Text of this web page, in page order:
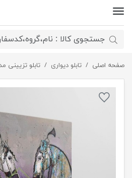
صفحه اصلی تابلو دیواری تابلو تزیینی
تابلو بوم نقاشیخط هنری مدرن ایرانی مدل